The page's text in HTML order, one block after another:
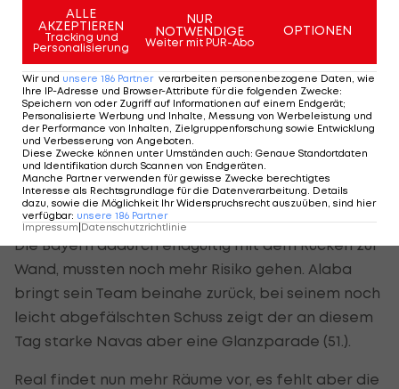
Unmittelbar nach Wiederanpfiff werden die
Münchner Aussichten wegen eines
katastrophalen Tormannfehlers noch deutlich
düsterer.Sven Ulreichrutscht an einem nicht
idealen Tolisso-Rückpass vorbei, woraufhin
Benzema den Ball nur noch ins leere Tor bugsieren
muss. Nicht einmal eine halbe Minute war zu dem
Zeitpunkt wieder gespielt.
Die Bayern dadurch endgültig mit dem Rücken zur
Wand, mussten noch mehr Risiko gehen. Alaba
bringt sein Team beinahe zurück, bei seinem noch
leicht abgefälschten Schuss zeigt der an diesem
Tag starke Navas aber eine Glanzparade (51.).
Real findet nun mehr Räume vor, es fehlt aber die
ALLE
AKZEPTIEREN
Tracking und
Personalisierung
NUR
NOTWENDIGE
Weiter mit PUR-Abo
OPTIONEN
Wir und unsere 186 Partner verarbeiten personenbezogene Daten, wie
Ihre IP-Adresse und Browser-Attribute für die folgenden Zwecke:
Speichern von oder Zugriff auf Informationen auf einem Endgerät;
Personalisierte Werbung und Inhalte, Messung von Werbeleistung und
der Performance von Inhalten, Zielgruppenforschung sowie Entwicklung
und Verbesserung von Angeboten.
Diese Zwecke können unter Umständen auch: Genaue Standortdaten
und Identifikation durch Scannen von Endgeräten.
Manche Partner verwenden für gewisse Zwecke berechtigtes
Interesse als Rechtsgrundlage für die Datenverarbeitung. Details
dazu, sowie die Möglichkeit Ihr Widerspruchsrecht auszuüben, sind hier
verfügbar: unsere 186 Partner
Impressum Datenschutzrichtlinie